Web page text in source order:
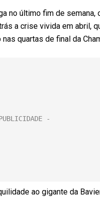
no último fim de semana,
a crise vivida em abril,
quartas de final da
ao gigante da